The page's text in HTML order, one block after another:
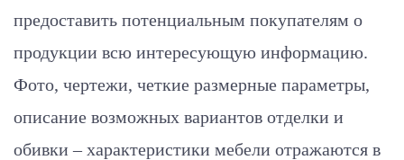
предоставить потенциальным покупателям о
продукции всю интересующую информацию.
Фото, чертежи, четкие размерные параметры,
описание возможных вариантов отделки и
обивки – характеристики мебели отражаются в